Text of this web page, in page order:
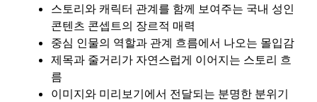
스토리와 캐릭터 관계를 함께 보여주는 국내 성인
콘텐츠 콘셉트의 장르적 매력
중심 인물의 역할과 관계 흐름에서 나오는 몰입감
제목과 줄거리가 자연스럽게 이어지는 스토리 흐
름
이미지와 미리보기에서 전달되는 분명한 분위기